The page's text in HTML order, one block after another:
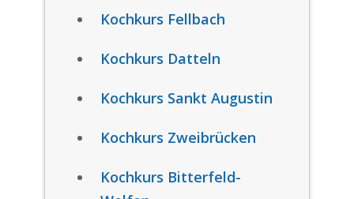
Kochkurs Fellbach
Kochkurs Datteln
Kochkurs Sankt Augustin
Kochkurs Zweibrücken
Kochkurs Bitterfeld-